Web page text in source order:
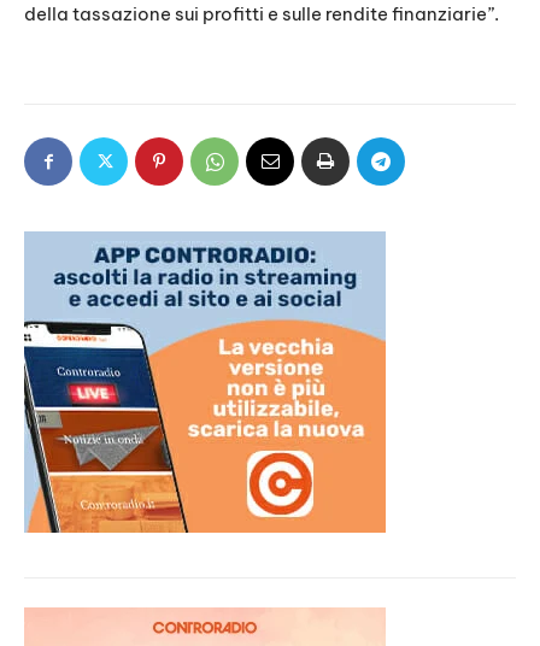
della tassazione sui profitti e sulle rendite finanziarie”.